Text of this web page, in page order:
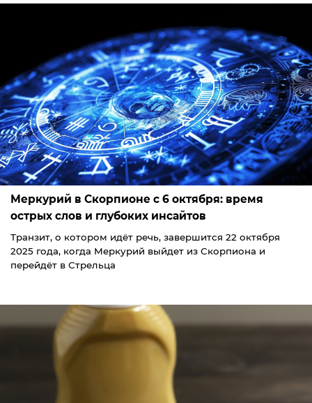
Меркурий в Скорпионе с 6 октября: время
острых слов и глубоких инсайтов
Транзит, о котором идёт речь, завершится 22 октября
2025 года, когда Меркурий выйдет из Скорпиона и
перейдёт в Стрельца